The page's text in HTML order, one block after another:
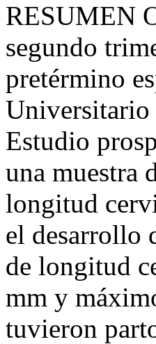
RESUMEN
segundo
pretérmino
Universitario
Estudio
una muestra
longitud
el desarrollo
de longitud
mm y
tuvieron